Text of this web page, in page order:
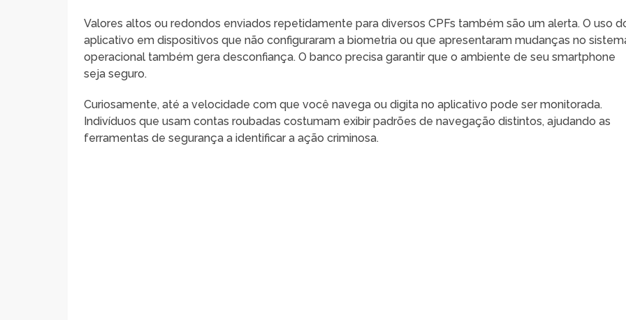
Valores altos ou redondos enviados repetidamente para diversos CPFs também são um alerta. O uso
aplicativo em dispositivos que não configuraram a biometria ou que apresentaram mudanças no
operacional também gera desconfiança. O banco precisa garantir que o ambiente de seu smartphone
seja seguro.
Curiosamente, até a velocidade com que você navega ou digita no aplicativo pode ser monitorada.
Indivíduos que usam contas roubadas costumam exibir padrões de navegação distintos, ajudando as
ferramentas de segurança a identificar a ação criminosa.